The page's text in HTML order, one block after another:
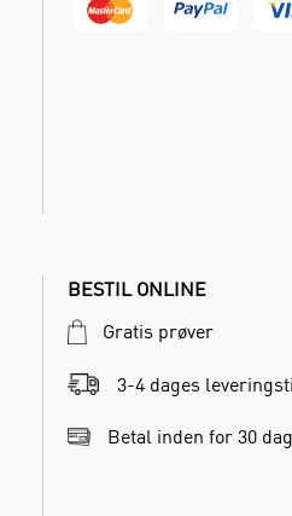
BESTIL ONLINE
Gratis prøver
3-4 dages
Betal inden for 30